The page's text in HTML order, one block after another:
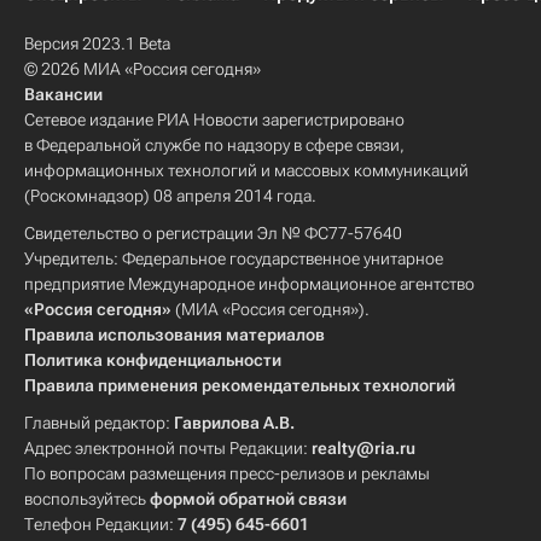
Версия 2023.1 Beta
© 2026 МИА «Россия сегодня»
Вакансии
Сетевое издание РИА Новости зарегистрировано
в Федеральной службе по надзору в сфере связи,
информационных технологий и массовых коммуникаций
(Роскомнадзор) 08 апреля 2014 года.
Свидетельство о регистрации Эл № ФС77-57640
Учредитель: Федеральное государственное унитарное
предприятие Международное информационное агентство
«Россия сегодня» (МИА «Россия сегодня»).
Правила использования материалов
Политика конфиденциальности
Правила применения рекомендательных технологий
Главный редактор: Гаврилова А.В.
Адрес электронной почты Редакции: realty@ria.ru
По вопросам размещения пресс-релизов и рекламы
воспользуйтесьформой обратной связи
Телефон Редакции: 7 (495) 645-6601